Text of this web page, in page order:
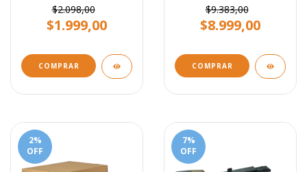
$2.098,00
$1.999,00
COMPRAR
PRIMERA CALIDAD
$9.383,00
$8.999,00
COMPRAR
2%
OFF
7%
OFF